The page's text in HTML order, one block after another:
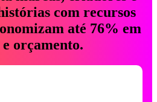
com recursos
até 76% em
orçamento.